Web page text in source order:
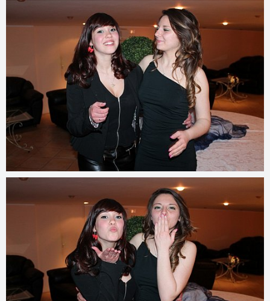
© 2022 www.djmfoto.it/2014